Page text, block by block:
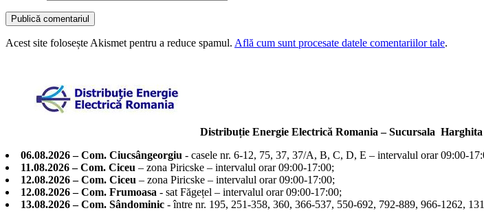
Acest site folosește Akismet pentru a reduce spamul. Află cum sunt procesate datele comentariilor tale.
Distribuție Energie Electrică Romania – Sucursala Harghita
06.08.2026 – Com. Ciucsângeorgiu - casele nr. 6-12, 75, 37, 37/A, B, C, D, E – intervalul orar 09:00-
11.08.2026 – Com. Ciceu – zona Piricske – intervalul orar 09:00-17:00;
12.08.2026 – Com. Ciceu – zona Piricske – intervalul orar 09:00-17:00;
12.08.2026 – Com. Frumoasa - sat Făgețel – intervalul orar 09:00-17:00;
13.08.2026 – Com. Sândominic - între nr. 195, 251-358, 360, 366-537, 550-692, 792-889, 966-1262,